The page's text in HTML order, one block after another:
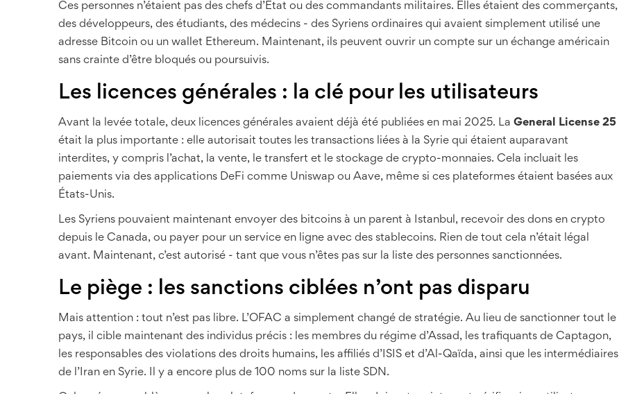
Ces personnes n’étaient pas des chefs d’État ou des commandants militaires. Elles étaient des commerçants,
des développeurs, des étudiants, des médecins - des Syriens ordinaires qui avaient simplement utilisé une
adresse Bitcoin ou un wallet Ethereum. Maintenant, ils peuvent ouvrir un compte sur un échange américain
sans crainte d’être bloqués ou poursuivis.
Les licences générales : la clé pour les utilisateurs
Avant la levée totale, deux licences générales avaient déjà été publiées en mai 2025. La General License 25
était la plus importante : elle autorisait toutes les transactions liées à la Syrie qui étaient auparavant
interdites, y compris l’achat, la vente, le transfert et le stockage de crypto-monnaies. Cela incluait les
paiements via des applications DeFi comme Uniswap ou Aave, même si ces plateformes étaient basées aux
États-Unis.
Les Syriens pouvaient maintenant envoyer des bitcoins à un parent à Istanbul, recevoir des dons en crypto
depuis le Canada, ou payer pour un service en ligne avec des stablecoins. Rien de tout cela n’était légal
avant. Maintenant, c’est autorisé - tant que vous n’êtes pas sur la liste des personnes sanctionnées.
Le piège : les sanctions ciblées n’ont pas disparu
Mais attention : tout n’est pas libre. L’OFAC a simplement changé de stratégie. Au lieu de sanctionner tout le
pays, il cible maintenant des individus précis : les membres du régime d’Assad, les trafiquants de Captagon,
les responsables des violations des droits humains, les affiliés d’ISIS et d’Al-Qaïda, ainsi que les intermédiaires
de l’Iran en Syrie. Il y a encore plus de 100 noms sur la liste SDN.